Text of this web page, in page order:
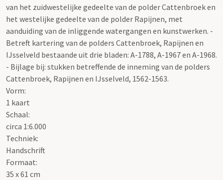
van het zuidwestelijke gedeelte van de polder Cattenbroek en
het westelijke gedeelte van de polder Rapijnen, met
aanduiding van de inliggende watergangen en kunstwerken. -
Betreft kartering van de polders Cattenbroek, Rapijnen en
IJsselveld bestaande uit drie bladen: A-1788, A-1967 en A-1968.
- Bijlage bij: stukken betreffende de inneming van de polders
Cattenbroek, Rapijnen en IJsselveld, 1562-1563.
Vorm:
1 kaart
Schaal:
circa 1:6.000
Techniek:
Handschrift
Formaat:
35 x 61 cm